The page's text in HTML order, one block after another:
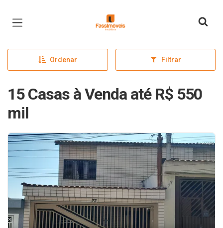
Página inicial
Ordenar Filtrar
15 Casas à Venda até R$ 550
mil